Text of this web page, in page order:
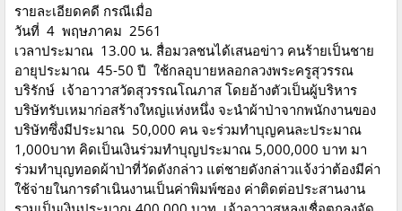
รายละเอียดคดี กรณีเมื่อ
วันที่ 4 พฤษภาคม 2561
เวลาประมาณ 13.00 น. สื่อมวลชนได้เสนอข่าว คนร้ายเป็นชาย
อายุประมาณ 45-50 ปี ใช้กลอุบายหลอกลวงพระครูสุวรรณ
บริรักษ์ เจ้าอาวาสวัดสุวรรณโณภาส โดยอ้างตัวเป็นผู้บริหาร
บริษัทรับเหมาก่อสร้างใหญ่แห่งหนึ่ง จะนำผ้าป่าจากพนักงานของ
บริษัทซึ่งมีประมาณ 50,000 คน จะร่วมทำบุญคนละประมาณ
1,000บาท คิดเป็นเงินร่วมทำบุญประมาณ 5,000,000 บาท มา
ร่วมทำบุญทอดผ้าป่าที่วัดดังกล่าว แต่ชายดังกล่าวแจ้งว่าต้องมีค่า
ใช้จ่ายในการดำเนินงานเป็นค่าพิมพ์ซอง ค่าติดต่อประสานงาน